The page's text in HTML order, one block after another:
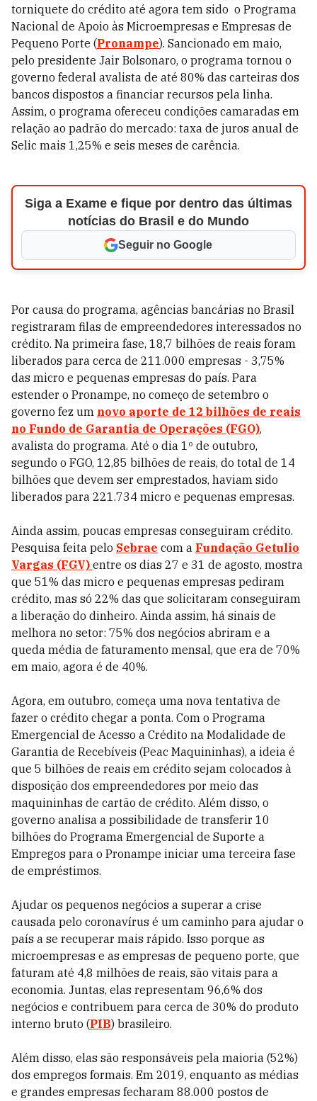
torniquete do crédito até agora tem sido o Programa
Nacional de Apoio às Microempresas e Empresas de
Pequeno Porte (Pronampe). Sancionado em maio,
pelo presidente Jair Bolsonaro, o programa tornou o
governo federal avalista de até 80% das carteiras dos
bancos dispostos a financiar recursos pela linha.
Assim, o programa ofereceu condições camaradas em
relação ao padrão do mercado: taxa de juros anual de
Selic mais 1,25% e seis meses de carência.
Siga a Exame e fique por dentro das últimas
notícias do Brasil e do Mundo
Seguir no Google
Por causa do programa, agências bancárias no Brasil
registraram filas de empreendedores interessados no
crédito. Na primeira fase, 18,7 bilhões de reais foram
liberados para cerca de 211.000 empresas - 3,75%
das micro e pequenas empresas do país. Para
estender o Pronampe, no começo de setembro o
governo fez um novo aporte de 12 bilhões de reais
no Fundo de Garantia de Operações (FGO),
avalista do programa. Até o dia 1º de outubro,
segundo o FGO, 12,85 bilhões de reais, do total de 14
bilhões que devem ser emprestados, haviam sido
liberados para 221.734 micro e pequenas empresas.
Ainda assim, poucas empresas conseguiram crédito.
Pesquisa feita pelo Sebrae com a Fundação Getulio
Vargas (FGV) entre os dias 27 e 31 de agosto, mostra
que 51% das micro e pequenas empresas pediram
crédito, mas só 22% das que solicitaram conseguiram
a liberação do dinheiro. Ainda assim, há sinais de
melhora no setor: 75% dos negócios abriram e a
queda média de faturamento mensal, que era de 70%
em maio, agora é de 40%.
Agora, em outubro, começa uma nova tentativa de
fazer o crédito chegar a ponta. Com o Programa
Emergencial de Acesso a Crédito na Modalidade de
Garantia de Recebíveis (Peac Maquininhas), a ideia é
que 5 bilhões de reais em crédito sejam colocados à
disposição dos empreendedores por meio das
maquininhas de cartão de crédito. Além disso, o
governo analisa a possibilidade de transferir 10
bilhões do Programa Emergencial de Suporte a
Empregos para o Pronampe iniciar uma terceira fase
de empréstimos.
Ajudar os pequenos negócios a superar a crise
causada pelo coronavírus é um caminho para ajudar o
país a se recuperar mais rápido. Isso porque as
microempresas e as empresas de pequeno porte, que
faturam até 4,8 milhões de reais, são vitais para a
economia. Juntas, elas representam 96,6% dos
negócios e contribuem para cerca de 30% do produto
interno bruto (PIB) brasileiro.
Além disso, elas são responsáveis pela maioria (52%)
dos empregos formais. Em 2019, enquanto as médias
e grandes empresas fecharam 88.000 postos de